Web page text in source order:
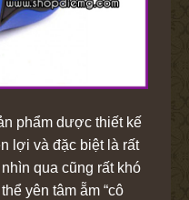
phẩm dược thiết kế
lợi và đặc biệt là rất
qua cũng rất khó
yên tâm ẵm “cô